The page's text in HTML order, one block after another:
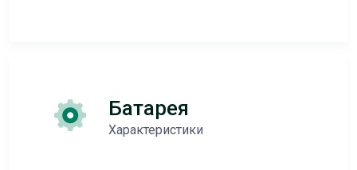
Батарея
Характеристики